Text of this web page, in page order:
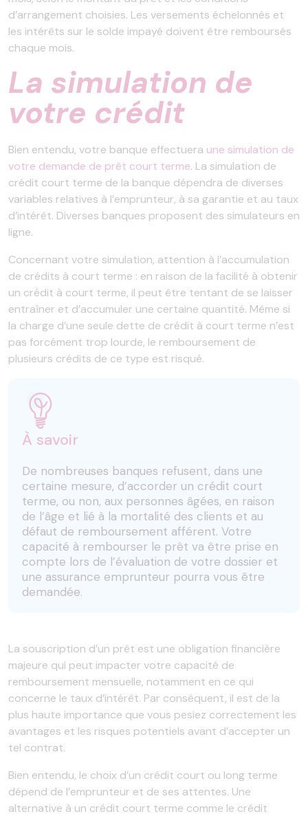
d’arrangement choisies. Les versements échelonnés et
les intérêts sur le solde impayé doivent être remboursés
chaque mois.
La simulation de
votre crédit
Bien entendu, votre banque effectuera une simulation de
votre demande de prêt court terme. La simulation de
crédit court terme de la banque dépendra de diverses
variables relatives à l’emprunteur, à sa garantie et au taux
d’intérêt. Diverses banques proposent des simulateurs en
ligne.
Concernant votre simulation, attention à l’accumulation
de crédits à court terme : en raison de la facilité à obtenir
un crédit à court terme, il peut être tentant de se laisser
entraîner et d’accumuler une certaine quantité. Même si
la charge d’une seule dette de crédit à court terme n’est
pas forcément trop lourde, le remboursement de
plusieurs crédits de ce type est risqué.
À savoir
De nombreuses banques refusent, dans une
certaine mesure, d’accorder un crédit court
terme, ou non, aux personnes âgées, en raison
de l’âge et lié à la mortalité des clients et au
défaut de remboursement afférent. Votre
capacité à rembourser le prêt va être prise en
compte lors de l’évaluation de votre dossier et
une assurance emprunteur pourra vous être
demandée.
La souscription d’un prêt est une obligation financière
majeure qui peut impacter votre capacité de
remboursement mensuelle, notamment en ce qui
concerne le taux d’intérêt. Par conséquent, il est de la
plus haute importance que vous pesiez correctement les
avantages et les risques potentiels avant d’accepter un
tel contrat.
Bien entendu, le choix d’un crédit court ou long terme
dépend de l’emprunteur et de ses attentes. Une
alternative à un crédit court terme comme le crédit